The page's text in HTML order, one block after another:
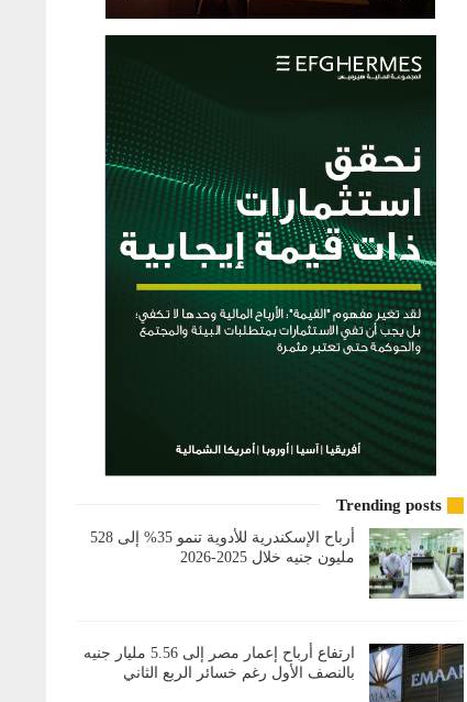
Trending posts
أرباح الإسكندرية للأدوية تنمو 35% إلى 528
مليون جنيه خلال 2025-2026
ارتفاع أرباح إعمار مصر إلى 5.56 مليار جنيه
بالنصف الأول رغم خسائر الربع الثاني